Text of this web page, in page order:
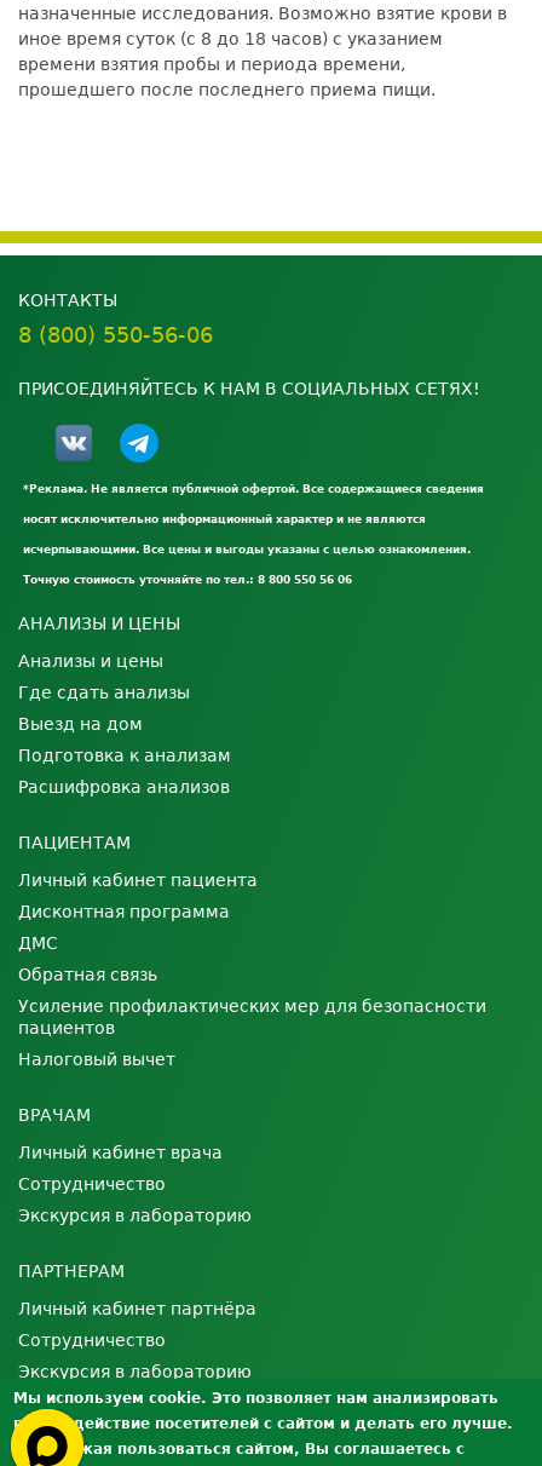
назначенные исследования. Возможно взятие крови в
иное время суток (с 8 до 18 часов) с указанием
времени взятия пробы и периода времени,
прошедшего после последнего приема пищи.
КОНТАКТЫ
8 (800) 550-56-06
ПРИСОЕДИНЯЙТЕСЬ К НАМ В СОЦИАЛЬНЫХ СЕТЯХ!
*Реклама. Не является публичной офертой. Все содержащиеся сведения
носят исключительно информационный характер и не являются
исчерпывающими. Все цены и выгоды указаны с целью ознакомления.
Точную стоимость уточняйте по тел.: 8 800 550 56 06
АНАЛИЗЫ И ЦЕНЫ
Анализы и цены
Где сдать анализы
Выезд на дом
Подготовка к анализам
Расшифровка анализов
ПАЦИЕНТАМ
Личный кабинет пациента
Дисконтная программа
ДМС
Обратная связь
Усиление профилактических мер для безопасности
пациентов
Налоговый вычет
ВРАЧАМ
Личный кабинет врача
Сотрудничество
Экскурсия в лабораторию
ПАРТНЕРАМ
Личный кабинет партнёра
Сотрудничество
Экскурсия в лабораторию
О ЛАБОРАТОРИИ
Мы используем cookie. Это позволяет нам анализировать
взаимодействие посетителей с сайтом и делать его лучше.
Продолжая пользоваться сайтом, Вы соглашаетесь с